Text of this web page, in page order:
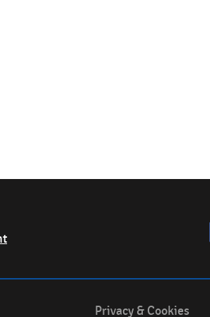
Privacy & Cookies